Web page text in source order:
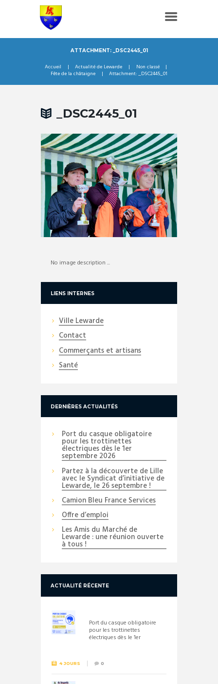
ATTACHMENT: _DSC2445_01
Accueil Actualité de Lewarde
Non classé
Fête de la châtaigne
Attachment: _DSC2445_01
_DSC2445_01
No image description ...
LIENS INTERNES
Ville Lewarde
Contact
Commerçants et artisans
Santé
DERNIÈRES ACTUALITÉS
Port du casque obligatoire
pour les trottinettes
électriques dès le 1er
septembre 2026
Partez à la découverte de Lille
avec le Syndicat d’initiative de
Lewarde, le 26 septembre !
Camion Bleu France Services
Offre d’emploi
Les Amis du Marché de
Lewarde : une réunion ouverte
à tous !
ACTUALITÉ RÉCENTE
Port du casque obligatoire
pour les trottinettes
électriques dès le 1er
4 JOURS 0